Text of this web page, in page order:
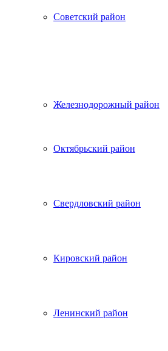
Советский район
Железнодорожный район
Октябрьский район
Свердловский район
Кировский район
Ленинский район